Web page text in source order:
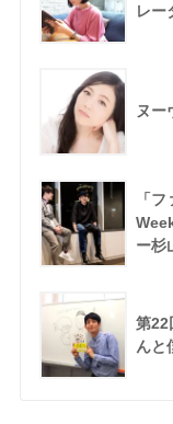
レー
ヌー
「
ー杉
第22
んと